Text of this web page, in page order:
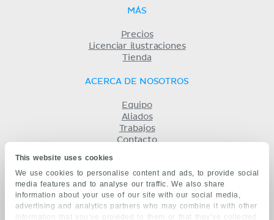
This website uses cookies
We use cookies to personalise content and ads, to provide social
media features and to analyse our traffic. We also share
information about your use of our site with our social media,
advertising and analytics partners who may combine it with other
information that you’ve provided to them or that they’ve collected
MÁS
Precios
Licenciar ilustraciones
Tienda
ACERCA DE NOSOTROS
Equipo
Aliados
Trabajos
Contacto
Privacidad
KENHUB EN...
English